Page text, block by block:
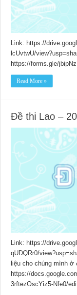
Link: https://
lcUvtwU/
https://forms.gle/
Read More »
Đề thi Lao –
Link: https://
qUDQRr0/
liệu cho chúng mình ở
https://
3rftezOscYiz5-Nfe0/